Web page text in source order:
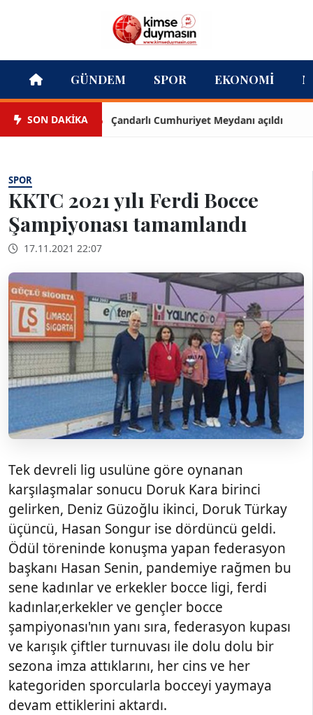
GÜNDEM SPOR EKONOMI
SON DAKİKAÇandarlı Cumhuriyet Meydanı açıldı
SPOR
KKTC 2021 yılı Ferdi Bocce
Şampiyonası tamamlandı
17.11.2021 22:07
Tek devreli lig usulüne göre oynanan
karşılaşmalar sonucu Doruk Kara birinci
gelirken, Deniz Güzoğlu ikinci, Doruk Türkay
üçüncü, Hasan Songur ise dördüncü geldi.
Ödül töreninde konuşma yapan federasyon
başkanı Hasan Senin, pandemiye rağmen bu
sene kadınlar ve erkekler bocce ligi, ferdi
kadınlar,erkekler ve gençler bocce
şampiyonası'nın yanı sıra, federasyon kupası
ve karışık çiftler turnuvası ile dolu dolu bir
sezona imza attıklarını, her cins ve her
kategoriden sporcularla bocceyi yaymaya
devam ettiklerini aktardı.